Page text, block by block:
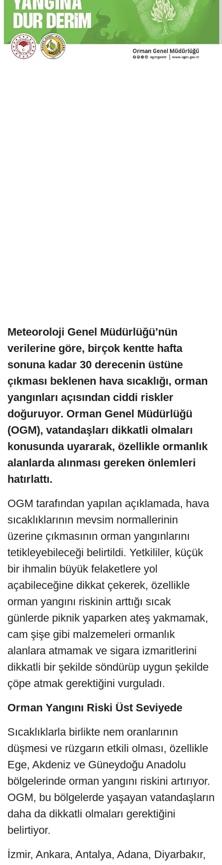
Meteoroloji Genel Müdürlüğü’nün
verilerine göre, birçok kentte hafta
sonuna kadar 30 derecenin üstüne
çıkması beklenen hava sıcaklığı, orman
yangınları açısından ciddi riskler
doğuruyor. Orman Genel Müdürlüğü
(OGM), vatandaşları dikkatli olmaları
konusunda uyararak, özellikle ormanlık
alanlarda alınması gereken önlemleri
hatırlattı.
OGM tarafından yapılan açıklamada, hava
sıcaklıklarının mevsim normallerinin
üzerine çıkmasının orman yangınlarını
tetikleyebileceği belirtildi. Yetkililer, küçük
bir ihmalin büyük felaketlere yol
açabileceğine dikkat çekerek, özellikle
orman yangını riskinin arttığı sıcak
günlerde piknik yaparken ateş yakmamak,
cam şişe gibi malzemeleri ormanlık
alanlara atmamak ve sigara izmaritlerini
dikkatli bir şekilde söndürüp uygun şekilde
çöpe atmak gerektiğini vurguladı.
Orman Yangını Riski Üst Seviyede
Sıcaklıklarla birlikte nem oranlarının
düşmesi ve rüzgarın etkili olması, özellikle
Ege, Akdeniz ve Güneydoğu Anadolu
bölgelerinde orman yangını riskini artırıyor.
OGM, bu bölgelerde yaşayan vatandaşların
daha da dikkatli olmaları gerektiğini
belirtiyor.
İzmir, Ankara, Antalya, Adana, Diyarbakır,